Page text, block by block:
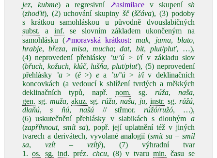
jez, kubme) a regresivní ↗asimilacev skupení sh
(zhoďit), (2) uchování skupiny šč(ščáva), (3) podoby
s krátkou samohláskou u původně dvouslabičných
subst. a inf. se slovním základem ukončeným na
samohlásku (↗moravská krátkost:mak, jama, blato,
hrabje,březa,misa,mucha;dat, bit, plut/pluť, …),
(4) neprovedení přehlásky ’u/’ú > i/ív základu slov
(břuch, kožuch, klúč, lušňa,plut/pluť), (5) neprovedení
přehlásky
’a> (ě>) ea ’u/’ú> i/ív deklinačních
koncovkách (a vedoucí k sblížení tvrdých a měkkých
deklinačních typů, např. nom. sg. rúža, naša,
gen. sg. muža, akuz. sg.rúžu,našu, ju, instr. sg. rúžú,
dlaňú,s ňú,našú // střmor.rúžó/ružó, …),
(6) uskutečnění přehlásky v slabikách s dlouhým a
(zapříhnout, smít sa), popř. její uplatnění též v jiných
tvarech a derivátech, vyvolané analogií (smít sa – smíł
sa, vzít– vzítý), (7) výhradní tvar
1.os. sg. ind. préz. chcu, (8) v tvarumin. času se